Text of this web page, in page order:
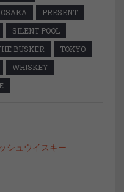
OSAKA
PRESENT
SILENT POOL
BUSKER
TOKYO
WHISKEY
シュウイスキー